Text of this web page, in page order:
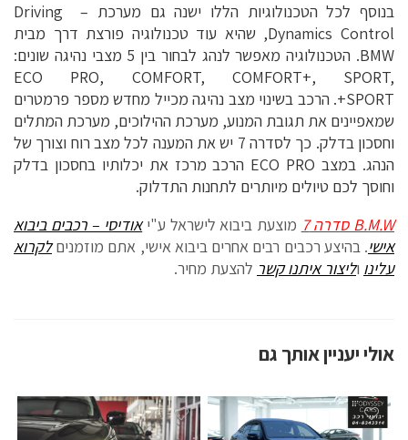
בנוסף לכל הטכנולוגיות הללו ישנה גם מערכת – Driving
Dynamics Control, שהיא עוד טכנולוגיה פורצת דרך מבית
BMW. הטכנולוגיה מאפשר לנהג לבחור בין 5 מצבי נהיגה שונים:
ECO PRO, COMFORT, COMFORT+, SPORT,
SPORT+. הרכב בשינוי מצב נהיגה מכייל מחדש מספר פרמטרים
שמאפיינים את תגובת המנוע, מערכת ההילוכים, מערכת המתלים
וחסכון בדלק. כך לסדרה 7 יש את המענה לכל מצב רוח וצורך של
הנהג. במצב ECO PRO הרכב מרכז את יכלותיו בחסכון בדלק
וחוסך לכם טיולים מיותרים לתחנות התדלוק.
B.M.W סדרה 7
מוצעת ביבוא לישראל ע"יאודיסי – רכבים ביבוא
אישי. בהיצע רכבים רבים אחרים ביבוא אישי, אתם מוזמניםלקרוא
עלינו וליצור איתנו קשר להצעת מחיר.
אולי יעניין אותך גם